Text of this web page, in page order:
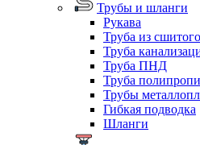
Трубы и шланги
Рукава
Труба из
Труба
Труба ПНД
Труба
Трубы
Гибкая подводка
Шланги